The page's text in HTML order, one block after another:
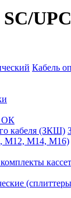
Кабель
ОК
кабеля (ЗКШ)
М12, М14, М16)